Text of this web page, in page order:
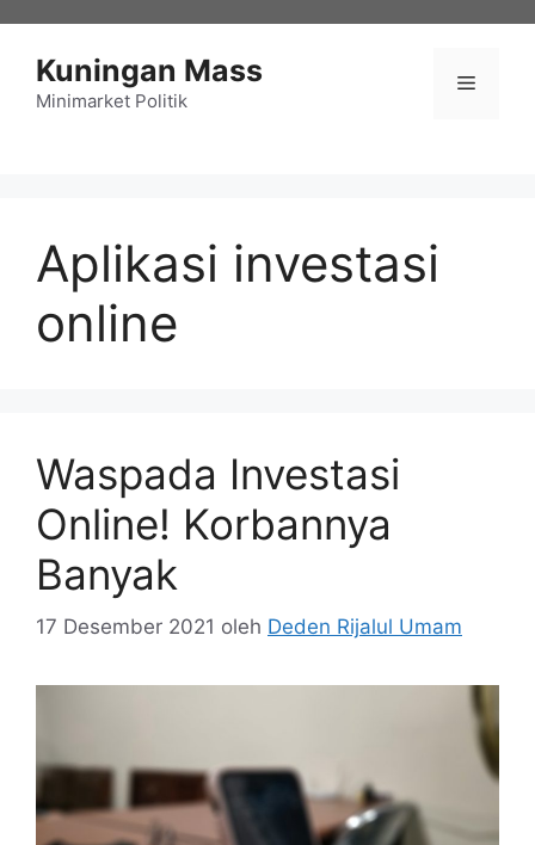
Kuningan Mass
Minimarket Politik
Menu
Aplikasi investasi
online
Waspada Investasi
Online! Korbannya
Banyak
17 Desember 2021 oleh Deden Rijalul Umam